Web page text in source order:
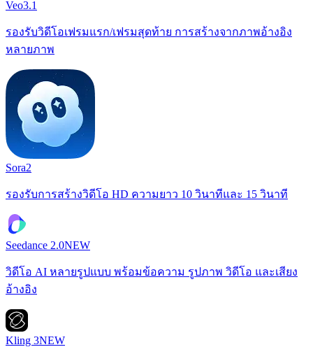
Veo3.1
รองรับวิดีโอเฟรมแรก/เฟรมสุดท้าย การสร้างจากภาพอ้างอิง
หลายภาพ
Sora2
รองรับการสร้างวิดีโอ HD ความยาว 10 วินาทีและ 15 วินาที
Seedance 2.0NEW
วิดีโอ AI หลายรูปแบบ พร้อมข้อความ รูปภาพ วิดีโอ และเสียง
อ้างอิง
Kling 3NEW